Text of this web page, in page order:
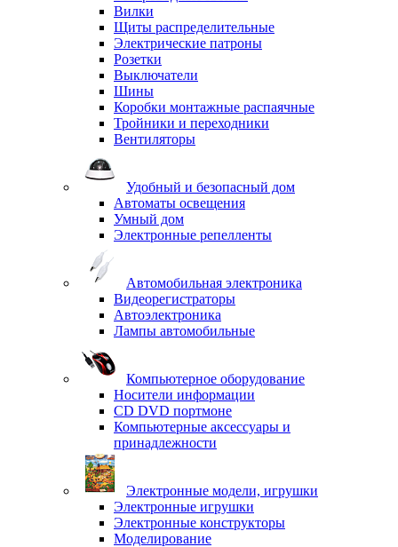
Вилки
Щиты распределительные
Электрические патроны
Розетки
Выключатели
Шины
Коробки монтажные распаячные
Тройники и переходники
Вентиляторы
Удобный и безопасный дом
Автоматы освещения
Умный дом
Электронные репелленты
Автомобильная электроника
Видеорегистраторы
Автоэлектроника
Лампы автомобильные
Компьютерное оборудование
Носители информации
CD DVD портмоне
Компьютерные аксессуары и
принадлежности
Электронные модели, игрушки
Электронные игрушки
Электронные конструкторы
Моделирование